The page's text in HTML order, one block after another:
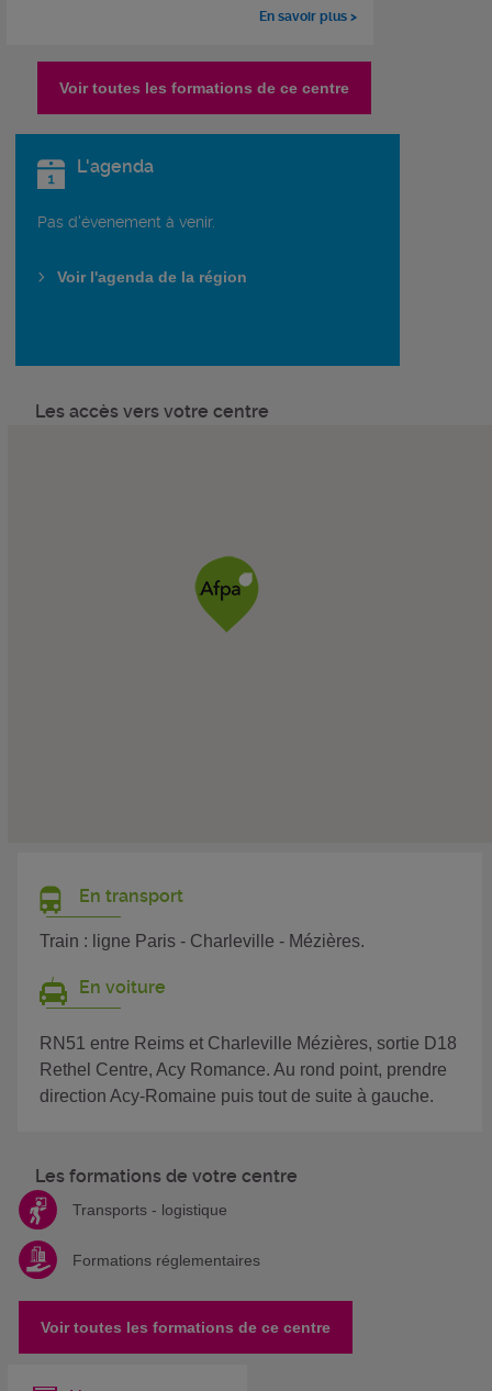
En savoir plus >
Voir toutes les formations de ce centre
L'agenda
Pas d'évenement à venir.
Voir l'agenda de la région
Les accès vers votre centre
En transport
Train : ligne Paris - Charleville - Mézières.
En voiture
RN51 entre Reims et Charleville Mézières, sortie D18
Rethel Centre, Acy Romance. Au rond point, prendre
direction Acy-Romaine puis tout de suite à gauche.
Les formations de votre centre
Transports - logistique
Formations réglementaires
Voir toutes les formations de ce centre